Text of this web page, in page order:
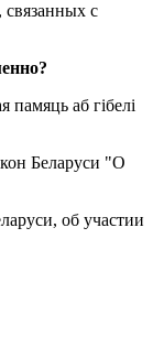
с
аб гібелі
Беларуси "О
об участии